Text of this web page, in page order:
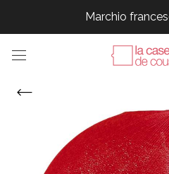
Marchio
Marchio
Marchio